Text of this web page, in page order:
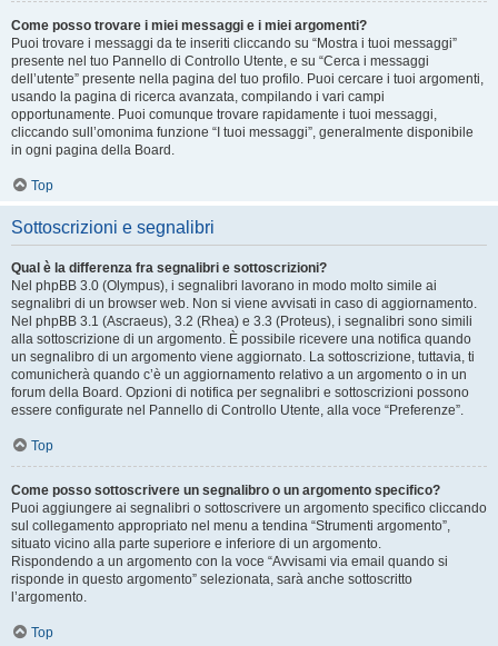
Come posso trovare i miei messaggi e i miei argomenti?
Puoi trovare i messaggi da te inseriti cliccando su “Mostra i tuoi messaggi”
presente nel tuo Pannello di Controllo Utente, e su “Cerca i messaggi
dell’utente” presente nella pagina del tuo profilo. Puoi cercare i tuoi argomenti,
usando la pagina di ricerca avanzata, compilando i vari campi
opportunamente. Puoi comunque trovare rapidamente i tuoi messaggi,
cliccando sull’omonima funzione “I tuoi messaggi”, generalmente disponibile
in ogni pagina della Board.
Top
Sottoscrizioni e segnalibri
Qual è la differenza fra segnalibri e sottoscrizioni?
Nel phpBB 3.0 (Olympus), i segnalibri lavorano in modo molto simile ai
segnalibri di un browser web. Non si viene avvisati in caso di aggiornamento.
Nel phpBB 3.1 (Ascraeus), 3.2 (Rhea) e 3.3 (Proteus), i segnalibri sono simili
alla sottoscrizione di un argomento. È possibile ricevere una notifica quando
un segnalibro di un argomento viene aggiornato. La sottoscrizione, tuttavia, ti
comunicherà quando c’è un aggiornamento relativo a un argomento o in un
forum della Board. Opzioni di notifica per segnalibri e sottoscrizioni possono
essere configurate nel Pannello di Controllo Utente, alla voce “Preferenze”.
Top
Come posso sottoscrivere un segnalibro o un argomento specifico?
Puoi aggiungere ai segnalibri o sottoscrivere un argomento specifico cliccando
sul collegamento appropriato nel menu a tendina “Strumenti argomento”,
situato vicino alla parte superiore e inferiore di un argomento.
Rispondendo a un argomento con la voce “Avvisami via email quando si
risponde in questo argomento” selezionata, sarà anche sottoscritto
l’argomento.
Top